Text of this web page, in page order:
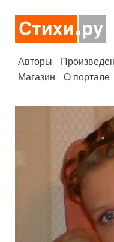
Авторы
Магазин
О портале